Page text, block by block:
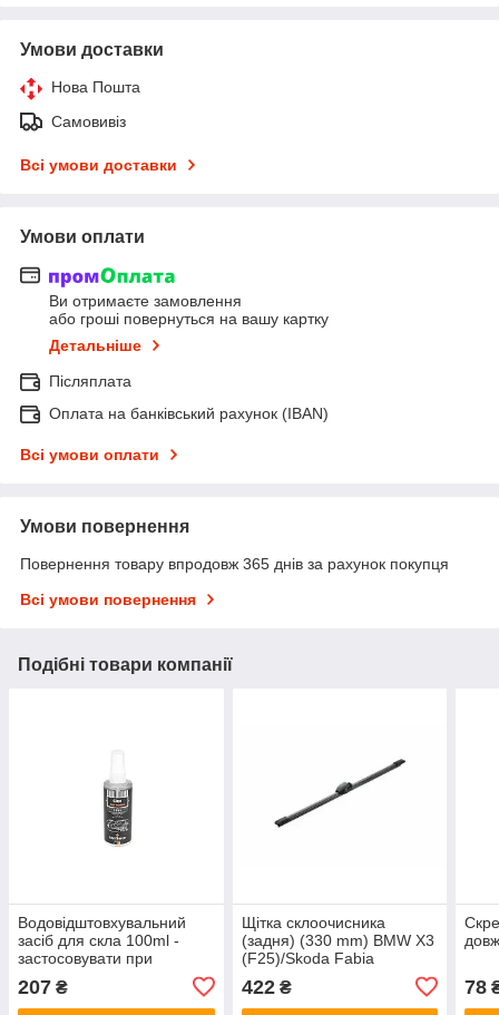
Умови доставки
Нова Пошта
Самовивіз
Всі умови доставки
Умови оплати
Ви отримаєте замовлення
або гроші повернуться на вашу картку
Детальніше
Післяплата
Оплата на банківський рахунок (IBAN)
Всі умови оплати
Умови повернення
Повернення товару впродовж 365 днів за рахунок покупця
Всі умови повернення
Подібні товари компанії
Водовідштовхувальний
засіб для скла 100ml -
застосовувати при
температурах вище 15°C
207 ₴
Щітка склоочисника
(задня) (330 mm) BMW X3
(F25)/Skoda Fabia
Golf/Polo/Tiguan 01-
422₴ 78